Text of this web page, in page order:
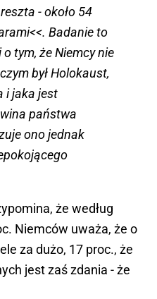
- około 54
Badanie to
tym, że Niemcy nie
był Holokaust,
i jaka jest
państwa
ono jednak
że według
Niemców uważa, że o
za dużo, 17 proc., że
jest zaś zdania - że